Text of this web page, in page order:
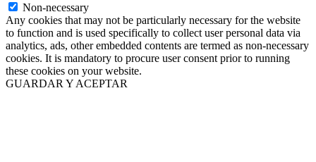
Non-necessary
Any cookies that may not be particularly necessary for the website
to function and is used specifically to collect user personal data via
analytics, ads, other embedded contents are termed as non-necessary
cookies. It is mandatory to procure user consent prior to running
these cookies on your website.
GUARDAR Y ACEPTAR